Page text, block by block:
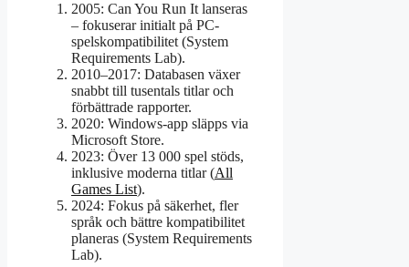
2005: Can You Run It lanseras
– fokuserar initialt på PC-
spelskompatibilitet (System
Requirements Lab).
2010–2017: Databasen växer
snabbt till tusentals titlar och
förbättrade rapporter.
2020: Windows-app släpps via
Microsoft Store.
2023: Över 13 000 spel stöds,
inklusive moderna titlar (All
Games List).
2024: Fokus på säkerhet, fler
språk och bättre kompatibilitet
planeras (System Requirements
Lab).